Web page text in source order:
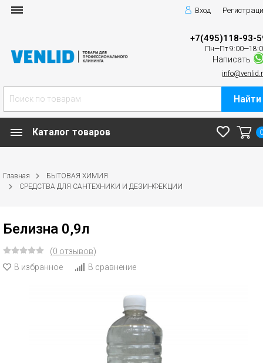
Вход
+7(495)118-93-
Пн—Пт
Написать
Найти
Каталог товаров
Главная
БЫТОВАЯ ХИМИЯ
СРЕДСТВА ДЛЯ САНТЕХНИКИ И ДЕЗИНФЕКЦИИ
Белизна 0,9л
(0 отзывов)
В избранное
В сравнение